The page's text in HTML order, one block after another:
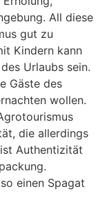
All diese
gut zu
Kindern kann
Urlaubs sein.
Gäste des
wollen.
die allerdings
Authentizität
einen Spagat